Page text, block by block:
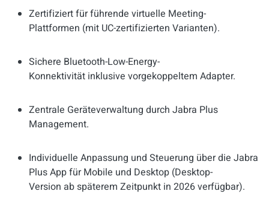
Zertifiziert für führende virtuelle Meeting-
Plattformen (mit UC-zertifizierten Varianten).
Sichere Bluetooth-Low-Energy-
Konnektivität inklusive vorgekoppeltem Adapter.
Zentrale Geräteverwaltung durch Jabra Plus
Management.
Individuelle Anpassung und Steuerung über die Jabra
Plus App für Mobile und Desktop (Desktop-
Version ab späterem Zeitpunkt in 2026 verfügbar).